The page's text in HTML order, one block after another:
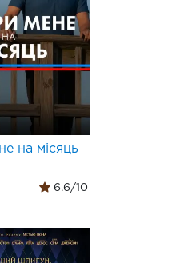
на місяць
6.6/10